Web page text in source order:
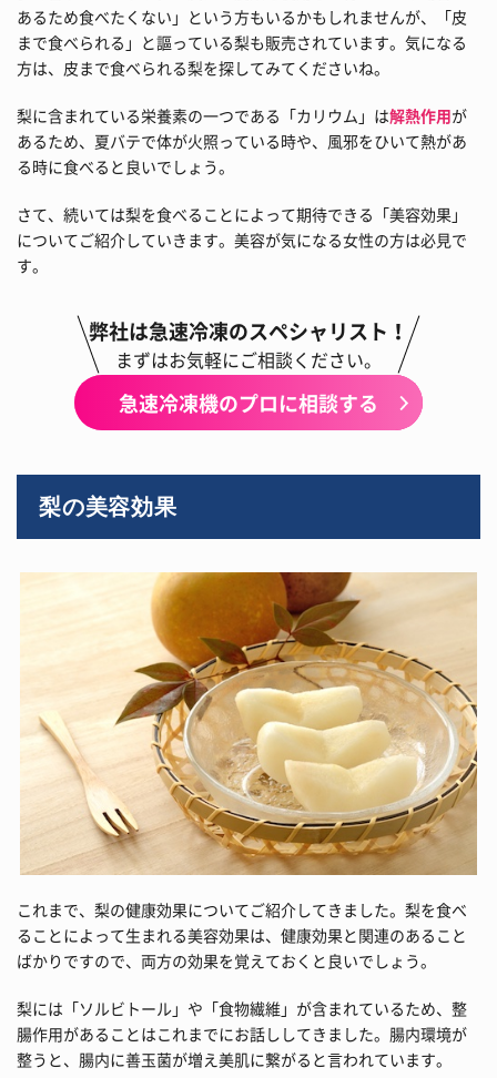
あるため食べたくない」という方もいるかもしれませんが、「皮
まで食べられる」と謳っている梨も販売されています。気になる
方は、皮まで食べられる梨を探してみてくださいね。
梨に含まれている栄養素の一つである「カリウム」は解熱作用が
あるため、夏バテで体が火照っている時や、風邪をひいて熱があ
る時に食べると良いでしょう。
さて、続いては梨を食べることによって期待できる「美容効果」
についてご紹介していきます。美容が気になる女性の方は必見で
す。
弊社は急速冷凍のスペシャリスト！
まずはお気軽にご相談ください。
急速冷凍機のプロに相談する
梨の美容効果
これまで、梨の健康効果についてご紹介してきました。梨を食べ
ることによって生まれる美容効果は、健康効果と関連のあること
ばかりですので、両方の効果を覚えておくと良いでしょう。
梨には「ソルビトール」や「食物繊維」が含まれているため、整
腸作用があることはこれまでにお話ししてきました。腸内環境が
整うと、腸内に善玉菌が増え美肌に繋がると言われています。